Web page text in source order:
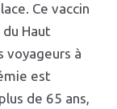
Ce vaccin
Haut
voyageurs à
est
de 65 ans,